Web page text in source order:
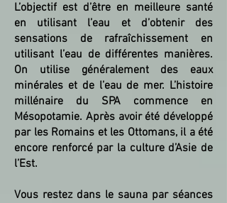
L’objectif est d’être en meilleure santé
en utilisant l’eau et d’obtenir des
sensations de rafraîchissement en
utilisant l’eau de différentes manières.
On utilise généralement des eaux
minérales et de l’eau de mer. L’histoire
millénaire du SPA commence en
Mésopotamie. Après avoir été développé
par les Romains et les Ottomans, il a été
encore renforcé par la culture d’Asie de
l’Est. ​​​​​​
​​​​Vous restez dans le sauna par séances